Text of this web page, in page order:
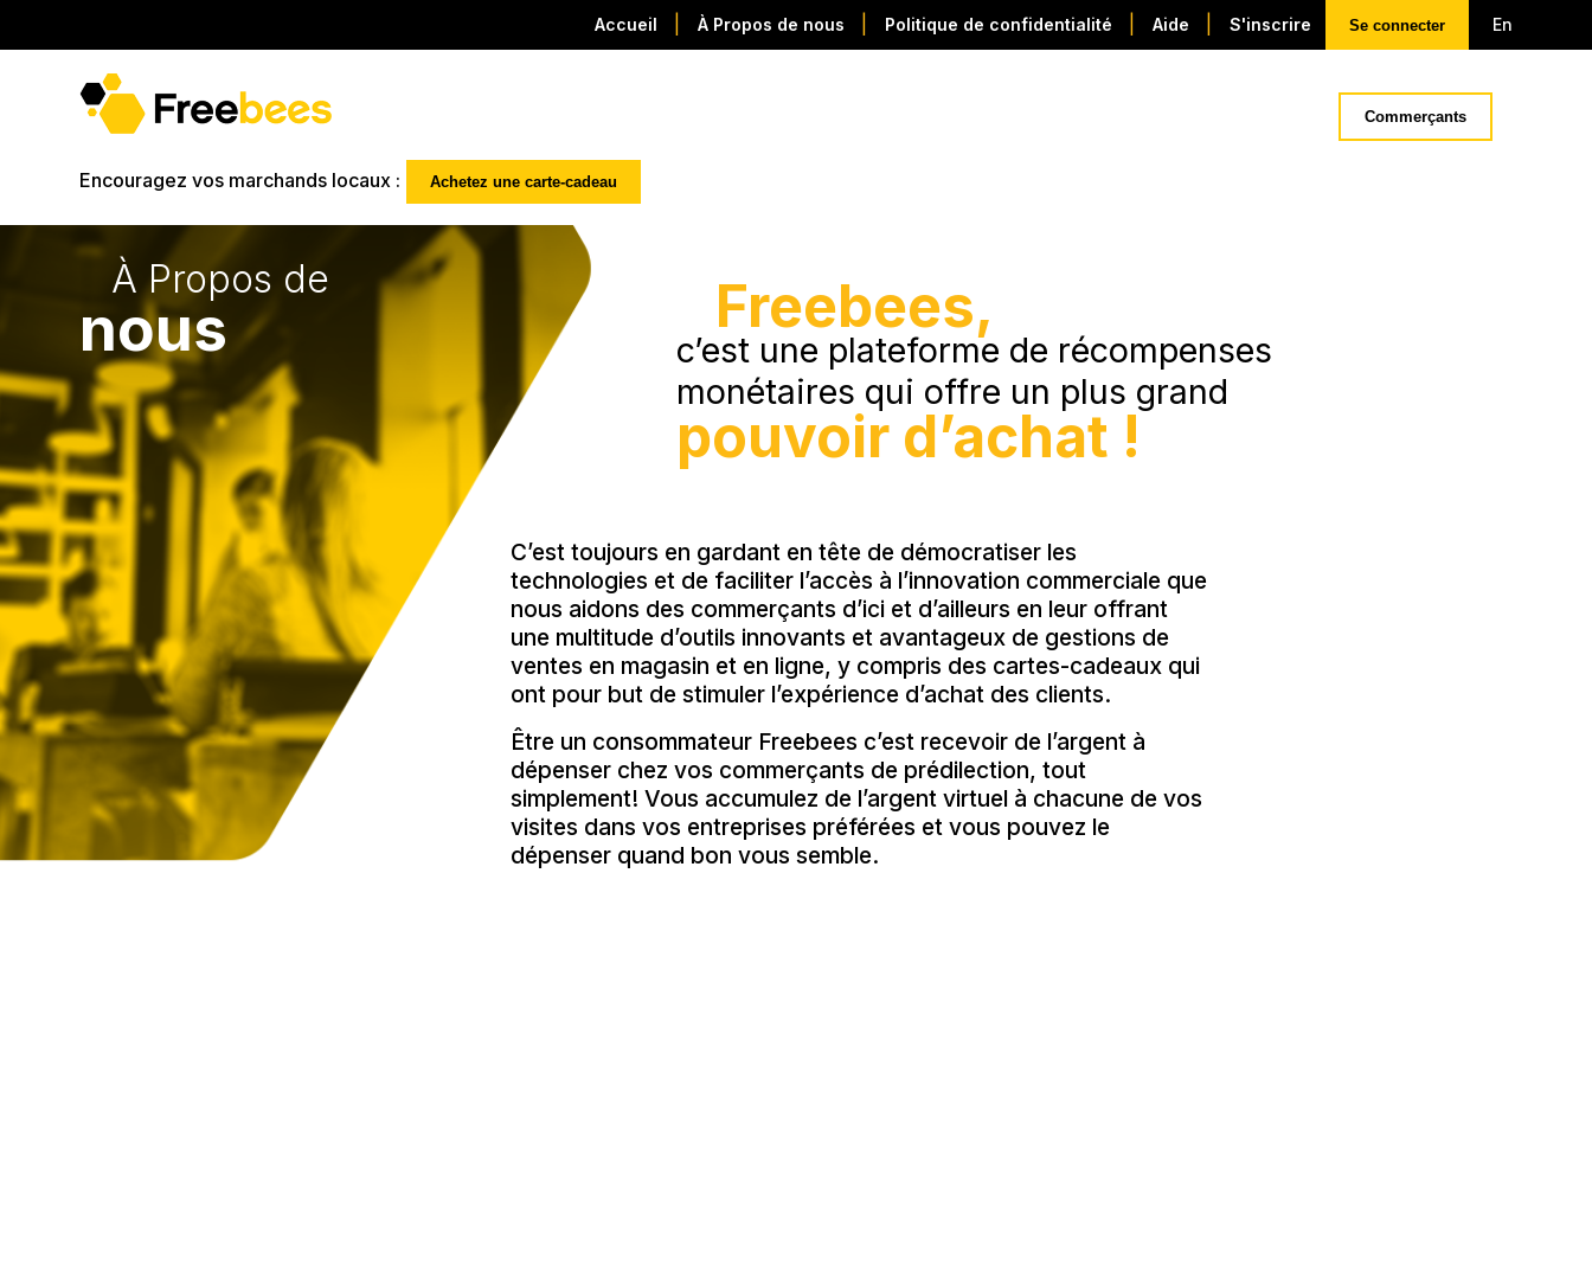
Accueil À Propos de nous Politique de confidentialité Aide S'inscrire Se connecter En
Commerçants
Encouragez vos marchands locaux : Achetez une carte-cadeau
À Propos de
nous Freebees,
c’est une plateforme de récompenses
monétaires qui offre un plus grand
pouvoir d’achat !
C’est toujours en gardant en tête de démocratiser les
technologies et de faciliter l’accès à l’innovation commerciale que
nous aidons des commerçants d’ici et d’ailleurs en leur offrant
une multitude d’outils innovants et avantageux de gestions de
ventes en magasin et en ligne, y compris des cartes-cadeaux qui
ont pour but de stimuler l’expérience d’achat des clients.
Être un consommateur Freebees c’est recevoir de l’argent à
dépenser chez vos commerçants de prédilection, tout
simplement! Vous accumulez de l’argent virtuel à chacune de vos
visites dans vos entreprises préférées et vous pouvez le
dépenser quand bon vous semble.